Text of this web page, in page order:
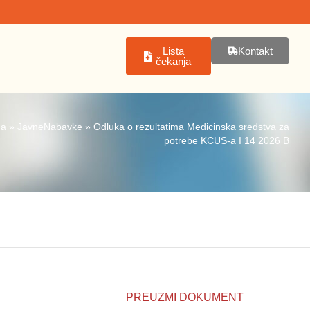
Lista
čekanja
Kontakt
» JavneNabavke » Odluka o rezultatima Medicinska sredstva za
potrebe KCUS-a I 14 2026 B
PREUZMI DOKUMENT